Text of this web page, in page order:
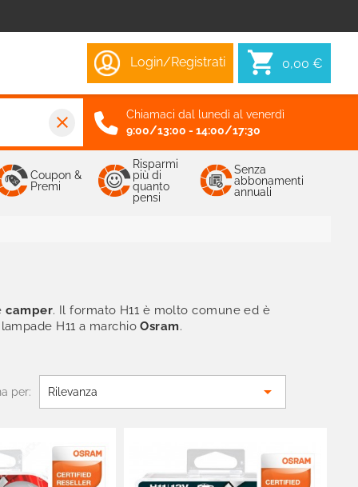
Login/Registrati 0,00 €
close
Chiamaci dal lunedì al venerdì
9:00/13:00 - 14:00/17:30
Coupon &
Premi
Risparmi
più di
quanto
pensi
Senza
abbonamenti
annuali
camper. Il formato H11 è molto comune ed è
H11 a marchioOsram.
per: Rilevanza 